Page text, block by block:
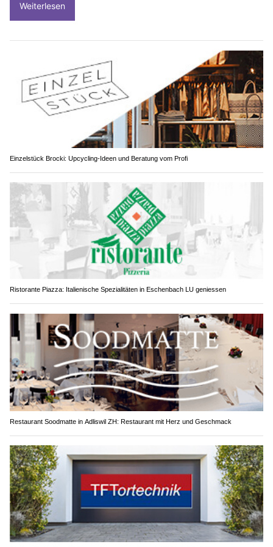
Weiterlesen
Einzelstück Brocki: Upcycling-Ideen und Beratung vom Profi
Ristorante Piazza: Italienische Spezialitäten in Eschenbach LU geniessen
Restaurant Soodmatte in Adliswil ZH: Restaurant mit Herz und Geschmack